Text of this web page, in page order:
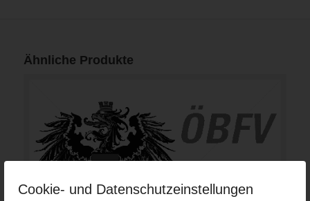
Cookie- und Datenschutzeinstellungen
Ähnliche Produkte